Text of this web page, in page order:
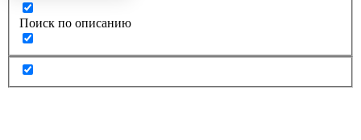
Поиск по описанию